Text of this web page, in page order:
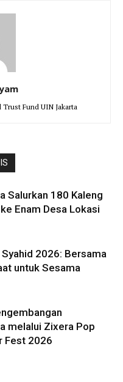
Fund UIN Jakarta
Salurkan 180 Kaleng
Enam Desa Lokasi
Syahid 2026: Bersama
untuk Sesama
melalui Zixera Pop
Fest 2026